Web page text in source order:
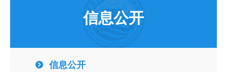
信息公开
信息公开